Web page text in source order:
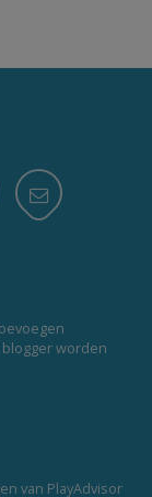
blogger worden
van PlayAdvisor